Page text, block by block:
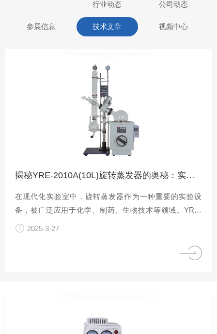
行业动态 公司动态
参展信息 技术文章 视频中心
揭秘YRE-2010A(10L)旋转蒸发器的奥秘：实验室必备的高效工具
在现代化实验室中，旋转蒸发器作为一种重要的实验设
备，被广泛应用于化学、制药、生物技术等领域。YRE-
2010A(10L)旋转蒸发器以其卓越的性能和出色的设计，在
2025-3-27